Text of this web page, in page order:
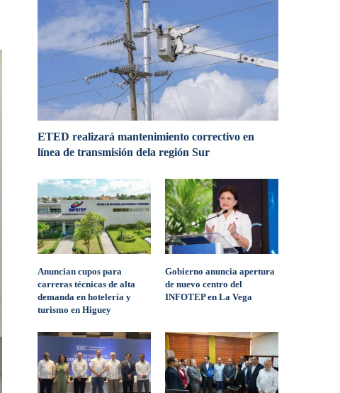
ETED realizará mantenimiento correctivo en
línea de transmisión dela región Sur
Anuncian cupos para
carreras técnicas de alta
demanda en hotelería y
turismo en Higuey
Gobierno anuncia apertura
de nuevo centro del
INFOTEP en La Vega